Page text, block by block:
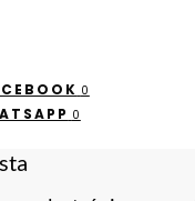
0
0